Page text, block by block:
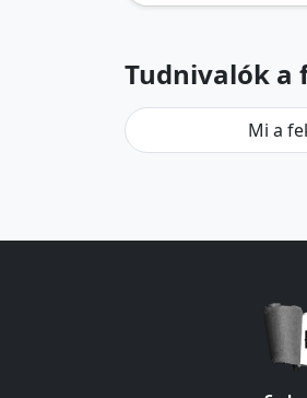
Tudnivalók a
Mi a